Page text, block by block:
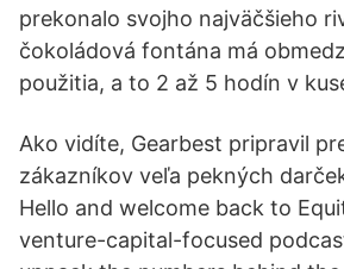
prekonalo svojho najväčšieho
čokoládová fontána má
použitia, a to 2 až 5 hodín v
Ako vidíte, Gearbest pripravil
zákazníkov veľa pekných
Hello and welcome back to
venture-capital-focused